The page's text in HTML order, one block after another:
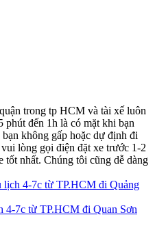
trong tp HCM và tài xế luôn
phút đến 1h là có mặt khi bạn
không gấp hoặc dự định đi
lòng gọi điện đặt xe trước 1-2
tốt nhất. Chúng tôi cũng dễ dàng
lịch 4-7c từ TP.HCM đi Quảng
4-7c từ TP.HCM đi Quan Sơn